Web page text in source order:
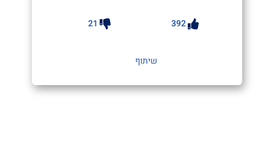
392
21
שיתוף